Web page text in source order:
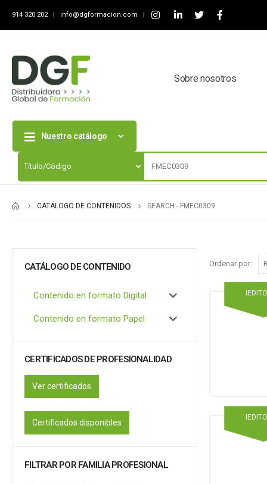
914 320 202 | info@dgformacion.com |
Sobre nosotros
Nuestro catálogo
CATÁLOGO DE CONTENIDOS SEARCH - FMEC0309
Ordenar por:
CATÁLOGO DE CONTENIDO
Contenido en formato Digital
Contenido en formato Papel
CERTIFICADOS DE PROFESIONALIDAD
Ver certificados
Certificados disponibles
FILTRAR POR FAMILIA PROFESIONAL